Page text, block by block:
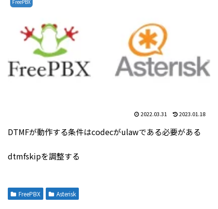
FreePBX
2022.03.31 2023.01.18
DTMFが動作する条件はcodecがulawである必要がある
dtmfskipを調整する
FreePBX Asterisk